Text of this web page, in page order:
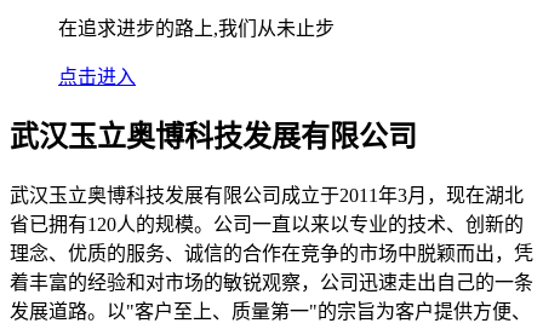
在追求进步的路上,我们从未止步
点击进入
武汉玉立奥博科技发展有限公司
武汉玉立奥博科技发展有限公司成立于2011年3月，现在湖北
省已拥有120人的规模。公司一直以来以专业的技术、创新的
理念、优质的服务、诚信的合作在竞争的市场中脱颖而出，凭
着丰富的经验和对市场的敏锐观察，公司迅速走出自己的一条
发展道路。以"客户至上、质量第一"的宗旨为客户提供方便、